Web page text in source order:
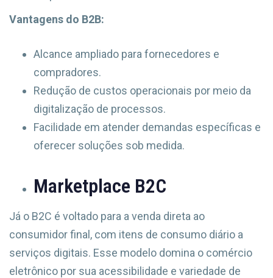
Vantagens do B2B:
Alcance ampliado para fornecedores e
compradores.
Redução de custos operacionais por meio da
digitalização de processos.
Facilidade em atender demandas específicas e
oferecer soluções sob medida.
Marketplace B2C
Já o B2C é voltado para a venda direta ao
consumidor final, com itens de consumo diário a
serviços digitais. Esse modelo domina o comércio
eletrônico por sua acessibilidade e variedade de